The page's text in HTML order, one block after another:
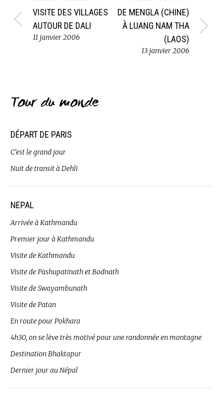
VISITE DES VILLAGES
AUTOUR DE DALI
11 janvier 2006
DE MENGLA (CHINE)
À LUANG NAM THA
(LAOS)
13 janvier 2006
Tour du monde
DÉPART DE PARIS
C’est le grand jour
Nuit de transit à Dehli
NEPAL
Arrivée à Kathmandu
Premier jour à Kathmandu
Visite de Kathmandu
Visite de Pashupatinath et Bodnath
Visite de Swayambunath
Visite de Patan
En route pour Pokhara
4h30, on se lève très motivé pour une randonnée en montagne
Destination Bhaktapur
Dernier jour au Népal